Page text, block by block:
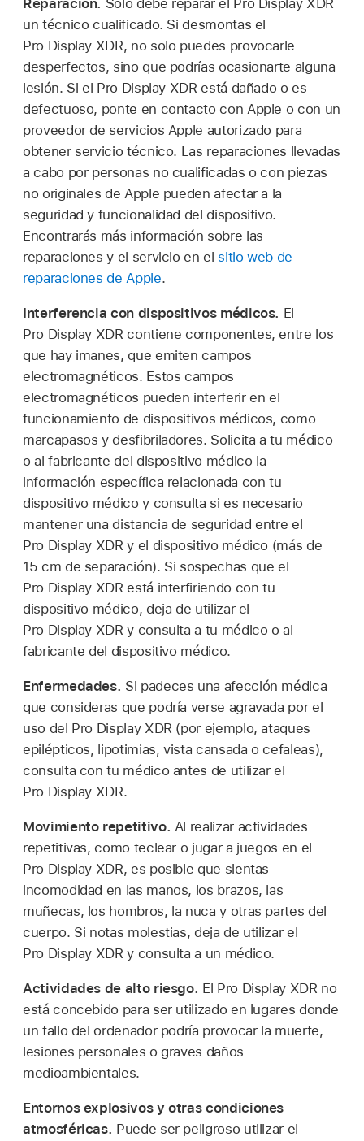
Reparación. Solo debe reparar el Pro Display XDR
un técnico cualificado. Si desmontas el
Pro Display XDR, no solo puedes provocarle
desperfectos, sino que podrías ocasionarte alguna
lesión. Si el Pro Display XDR está dañado o es
defectuoso, ponte en contacto con Apple o con un
proveedor de servicios Apple autorizado para
obtener servicio técnico. Las reparaciones llevadas
a cabo por personas no cualificadas o con piezas
no originales de Apple pueden afectar a la
seguridad y funcionalidad del dispositivo.
Encontrarás más información sobre las
reparaciones y el servicio en el sitio web de
reparaciones de Apple.
Interferencia con dispositivos médicos. El
Pro Display XDR contiene componentes, entre los
que hay imanes, que emiten campos
electromagnéticos. Estos campos
electromagnéticos pueden interferir en el
funcionamiento de dispositivos médicos, como
marcapasos y desfibriladores. Solicita a tu médico
o al fabricante del dispositivo médico la
información específica relacionada con tu
dispositivo médico y consulta si es necesario
mantener una distancia de seguridad entre el
Pro Display XDR y el dispositivo médico (más de
15 cm de separación). Si sospechas que el
Pro Display XDR está interfiriendo con tu
dispositivo médico, deja de utilizar el
Pro Display XDR y consulta a tu médico o al
fabricante del dispositivo médico.
Enfermedades. Si padeces una afección médica
que consideras que podría verse agravada por el
uso del Pro Display XDR (por ejemplo, ataques
epilépticos, lipotimias, vista cansada o cefaleas),
consulta con tu médico antes de utilizar el
Pro Display XDR.
Movimiento repetitivo. Al realizar actividades
repetitivas, como teclear o jugar a juegos en el
Pro Display XDR, es posible que sientas
incomodidad en las manos, los brazos, las
muñecas, los hombros, la nuca y otras partes del
cuerpo. Si notas molestias, deja de utilizar el
Pro Display XDR y consulta a un médico.
Actividades de alto riesgo. El Pro Display XDR no
está concebido para ser utilizado en lugares donde
un fallo del ordenador podría provocar la muerte,
lesiones personales o graves daños
medioambientales.
Entornos explosivos y otras condiciones
atmosféricas. Puede ser peligroso utilizar el